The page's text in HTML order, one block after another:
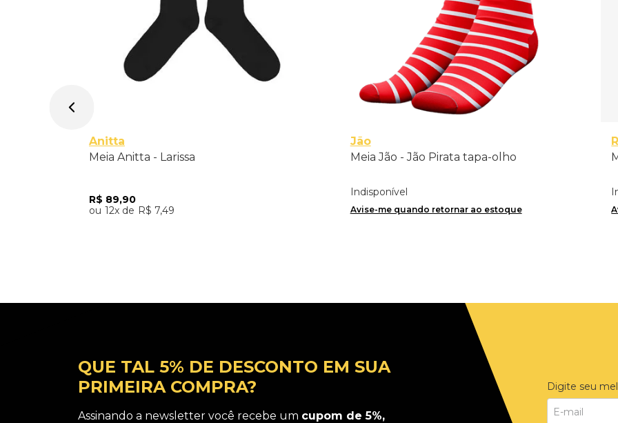
Anitta
Meia Anitta - Larissa
R$ 89,90
12
R$ 7,49
Jão
Meia Jão - Jão Pirata tapa-olho
Indisponível
Avise-me quando retornar ao estoque
QUE TAL 5% DE DESCONTO EM SUA
PRIMEIRA COMPRA?
Assinando a newsletter você recebe um cupom de 5%,
Digite seu